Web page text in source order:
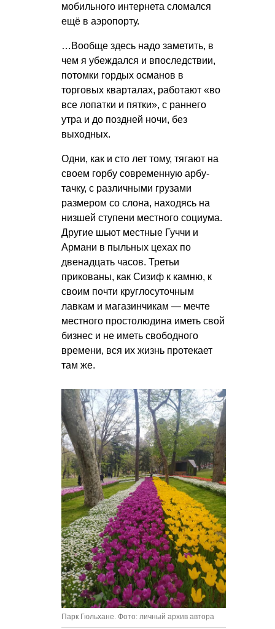
мобильного интернета сломался
ещё в аэропорту.
…Вообще здесь надо заметить, в
чем я убеждался и впоследствии,
потомки гордых османов в
торговых кварталах, работают «во
все лопатки и пятки», с раннего
утра и до поздней ночи, без
выходных.
Одни, как и сто лет тому, тягают на
своем горбу современную арбу-
тачку, с различными грузами
размером со слона, находясь на
низшей ступени местного социума.
Другие шьют местные Гуччи и
Армани в пыльных цехах по
двенадцать часов. Третьи
прикованы, как Сизиф к камню, к
своим почти круглосуточным
лавкам и магазинчикам — мечте
местного простолюдина иметь свой
бизнес и не иметь свободного
времени, вся их жизнь протекает
там же.
Парк Гюльхане. Фото: личный архив автора